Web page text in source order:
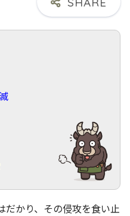
だかり、その侵攻を食い止